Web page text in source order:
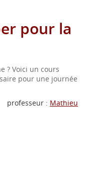
pour la
? Voici un cours
pour une journée
professeur : Mathieu